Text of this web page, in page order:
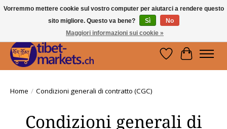
Handwerkskunst vom Dach der Welt.
Holen Sie sich ein Stück Tibet.
Lista deiCarrello
Home / Condizioni generali di contratto (CGC)
Condizioni generali di
Vorremmo mettere cookie sul vostro computer per aiutarci a rendere questo
sito migliore. Questo va bene?
Sì
No
Maggiori informazioni sui cookie »